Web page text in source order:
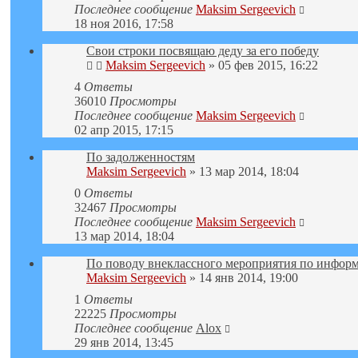
Последнее сообщение Maksim Sergeevich
18 ноя 2016, 17:58
Свои строки посвящаю деду за его победу
Maksim Sergeevich » 05 фев 2015, 16:22
4 Ответы
36010 Просмотры
Последнее сообщение Maksim Sergeevich
02 апр 2015, 17:15
По задолженностям
Maksim Sergeevich » 13 мар 2014, 18:04
0 Ответы
32467 Просмотры
Последнее сообщение Maksim Sergeevich
13 мар 2014, 18:04
По поводу внеклассного мероприятия по
Maksim Sergeevich » 14 янв 2014, 19:00
1 Ответы
22225 Просмотры
Последнее сообщение Alox
29 янв 2014, 13:45